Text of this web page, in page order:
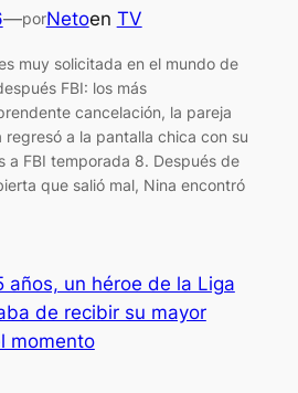
—porNetoen TV
muy solicitada en el mundo de
FBI: los más
cancelación, la pareja
regresó a la pantalla chica con su
a FBI temporada 8. Después de
que salió mal, Nina encontró